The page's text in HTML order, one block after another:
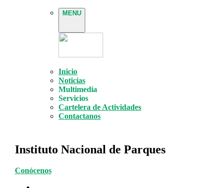
MENU
Inicio
Noticias
Multimedia
Servicios
Cartelera de Actividades
Contactanos
Instituto Nacional de Parques
Conócenos